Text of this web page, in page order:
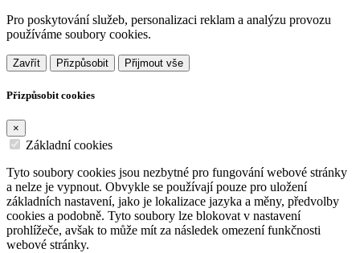
Pro poskytování služeb, personalizaci reklam a analýzu provozu
používáme soubory cookies.
Zavřít Přizpůsobit Přijmout vše
Přizpůsobit cookies
×
Základní cookies
Tyto soubory cookies jsou nezbytné pro fungování webové stránky
a nelze je vypnout. Obvykle se používají pouze pro uložení
základních nastavení, jako je lokalizace jazyka a měny, předvolby
cookies a podobně. Tyto soubory lze blokovat v nastavení
prohlížeče, avšak to může mít za následek omezení funkčnosti
webové stránky.